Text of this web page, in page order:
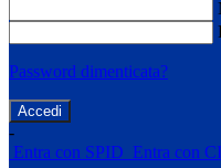
Password dimenticata?
-
Entra con SPID Entra con